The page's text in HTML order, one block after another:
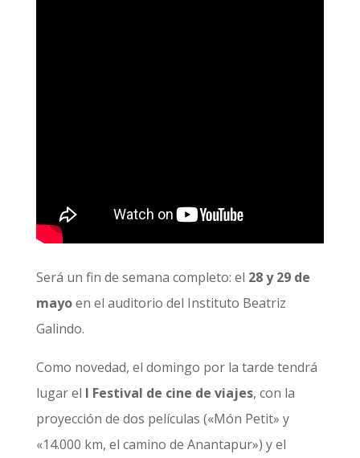
Será un fin de semana completo: el 28 y 29 de
mayoen el auditorio del Instituto Beatriz
Galindo.
Como novedad, el domingo por la tarde tendrá
lugar el I Festival de cine de viajes, con la
proyección de dos películas («Món Petit» y
«14.000 km, el camino de Anantapur») y el